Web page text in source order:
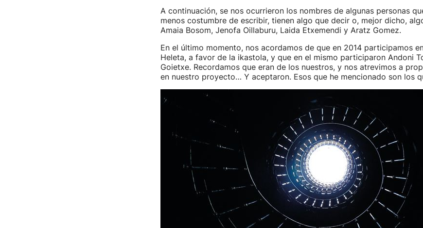
A continuación, se nos ocurrieron los nombres de algunas personas
menos costumbre de escribir, tienen algo que decir o, mejor dicho,
Amaia Bosom, Jenofa Oillaburu, Laida Etxemendi y Aratz Gomez.
En el último momento, nos acordamos de que en 2014 participamos
Heleta, a favor de la ikastola, y que en el mismo participaron Andoni
Goietxe. Recordamos que eran de los nuestros, y nos atrevimos a
en nuestro proyecto… Y aceptaron. Esos que he mencionado son los